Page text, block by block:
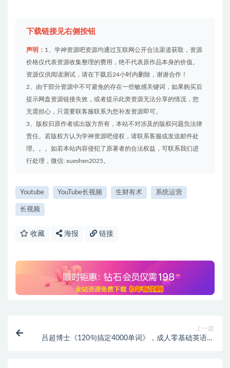
下载链接见右侧按钮
声明： 1、学神资源吧资源均通过互联网公开合法渠道获取，资源
价格仅代表资源收集整理的费用，绝不代表原作品本身的价值。
资源仅供阅读测试，请在下载后24小时内删除，谢谢合作！
2、由于部分资源中不可避免的存在一些敏感关键词，如果购买后
提示网盘资源链接失效，或者提示此类资源无法分享的情况，您
无需担心，只需要联客服联系为您补发资源即可。
3、版权归原作者或出版方所有，本站不对涉及的版权问题负法律
责任。若版权方认为学神资源吧侵权，请联系客服或发送邮件处
理。。。如若本站内容侵犯了原著者的合法权益，可联系我们进
行处理，微信: xueshen2025。
Youtube YouTube长视频 生财有术 系统运营
长视频
收藏 海报 链接
上一篇
吕超博士《120句搞定4000单词》，成人零基础英语速